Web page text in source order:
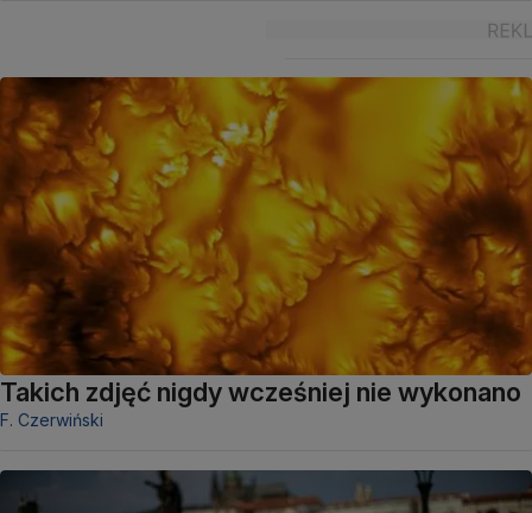
Takich zdjęć nigdy wcześniej nie wykonano
F. Czerwiński